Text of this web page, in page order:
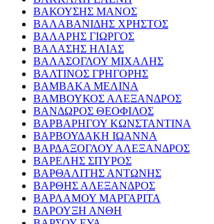
ΒΑΚΟΥΣΗΣ ΜΑΝΟΣ
ΒΑΛΑΒΑΝΙΔΗΣ ΧΡΗΣΤΟΣ
ΒΑΛΑΡΗΣ ΓΙΩΡΓΟΣ
ΒΑΛΑΣΗΣ ΗΛΙΑΣ
ΒΑΛΑΣΟΓΛΟΥ ΜΙΧΑΛΗΣ
ΒΑΛΤΙΝΟΣ ΓΡΗΓΟΡΗΣ
ΒΑΜΒΑΚΑ ΜΕΛΙΝΑ
ΒΑΜΒΟΥΚΟΣ ΑΛΕΞΑΝΔΡΟΣ
ΒΑΝΔΩΡΟΣ ΘΕΟΦΙΛΟΣ
ΒΑΡΒΑΡΗΓΟΥ ΚΩΝΣΤΑΝΤΙΝΑ
ΒΑΡΒΟΥΔΑΚΗ ΙΩΑΝΝΑ
ΒΑΡΔΑΞΟΓΛΟΥ ΑΛΕΞΑΝΔΡΟΣ
ΒΑΡΕΛΗΣ ΣΠΥΡΟΣ
ΒΑΡΘΑΛΙΤΗΣ ΑΝΤΩΝΗΣ
ΒΑΡΘΗΣ ΑΛΕΞΑΝΔΡΟΣ
ΒΑΡΛΑΜΟΥ ΜΑΡΓΑΡΙΤΑ
ΒΑΡΟΥΞΗ ΑΝΘΗ